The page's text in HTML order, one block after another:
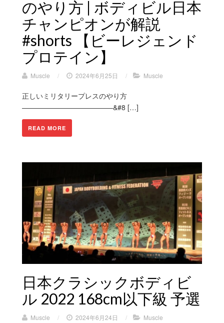
のやり方 | ボディビル日本
チャンピオンが解説
#shorts 【ビーレジェンド
プロテイン】
Muscle / 2024年6月25日 / Muscle
正しいミリタリープレスのやり方
—————————————&#8 […]
READ MORE
日本クラシックボディビ
ル 2022 168cm以下級 予選
Muscle / 2024年6月24日 / Muscle